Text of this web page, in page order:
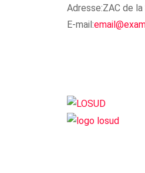
Adresse:ZAC de
E-mail: